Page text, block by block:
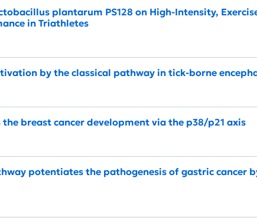
plantarum PS128 on High-Intensity,
in Triathletes
by the classical pathway in tick-borne
breast cancer development via the p38/p21 axis
potentiates the pathogenesis of gastric cancer